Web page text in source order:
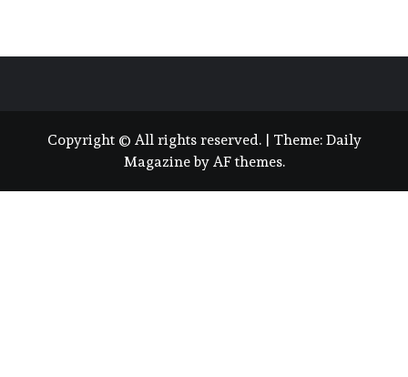
Copyright © All rights reserved. | Theme: Daily
Magazineby AF themes.